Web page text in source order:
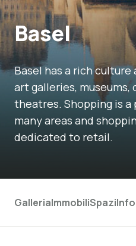
Basel
Basel has a rich culture
art galleries, museums,
theatres. Shopping is
many areas and
dedicated to retail.
GalleriaImmobiliSpazi